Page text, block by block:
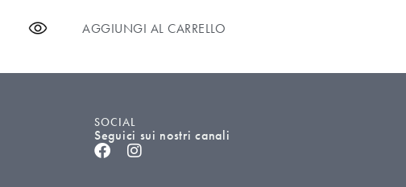
AGGIUNGI AL CARRELLO
SOCIAL
Seguici sui nostri canali